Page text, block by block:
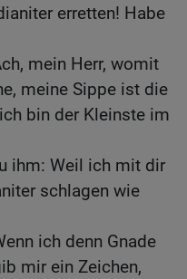
erretten! Habe
mein Herr, womit
meine Sippe ist die
bin der Kleinste im
ihm: Weil ich mit dir
schlagen wie
ich denn Gnade
mir ein Zeichen,